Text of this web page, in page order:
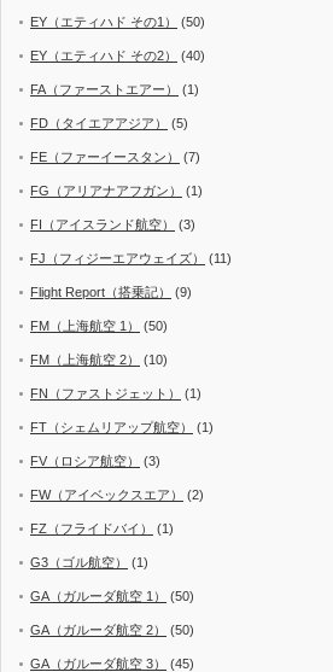
EY（エティハド その1） (50)
EY（エティハド その2） (40)
FA（ファーストエアー） (1)
FD（タイエアアジア） (5)
FE（ファーイースタン） (7)
FG（アリアナアフガン） (1)
FI（アイスランド航空） (3)
FJ（フィジーエアウェイズ） (11)
Flight Report（搭乗記） (9)
FM（上海航空 1） (50)
FM（上海航空 2） (10)
FN（ファストジェット） (1)
FT（シェムリアップ航空） (1)
FV（ロシア航空） (3)
FW（アイベックスエア） (2)
FZ（フライドバイ） (1)
G3（ゴル航空） (1)
GA（ガルーダ航空 1） (50)
GA（ガルーダ航空 2） (50)
GA（ガルーダ航空 3） (45)